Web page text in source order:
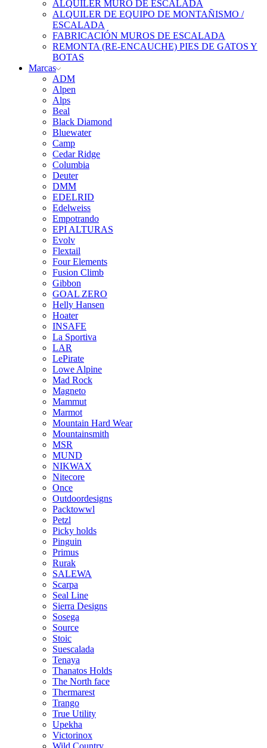
ALQUILER MURO DE ESCALADA
ALQUILER DE EQUIPO DE MONTAÑISMO /
ESCALADA
FABRICACIÓN MUROS DE ESCALADA
REMONTA (RE-ENCAUCHE) PIES DE GATOS Y
BOTAS
Marcas
ADM
Alpen
Alps
Beal
Black Diamond
Bluewater
Camp
Cedar Ridge
Columbia
Deuter
DMM
EDELRID
Edelweiss
Empotrando
EPI ALTURAS
Evolv
Flextail
Four Elements
Fusion Climb
Gibbon
GOAL ZERO
Helly Hansen
Hoater
INSAFE
La Sportiva
LAR
LePirate
Lowe Alpine
Mad Rock
Magneto
Mammut
Marmot
Mountain Hard Wear
Mountainsmith
MSR
MUND
NIKWAX
Nitecore
Once
Outdoordesigns
Packtowwl
Petzl
Picky holds
Pinguin
Primus
Rurak
SALEWA
Scarpa
Seal Line
Sierra Designs
Sosega
Source
Stoic
Suescalada
Tenaya
Thanatos Holds
The North face
Thermarest
Trango
True Utility
Upekha
Victorinox